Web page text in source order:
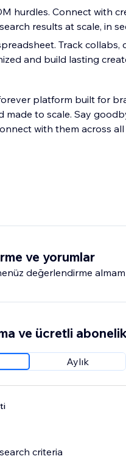
hurdles. Connect with
results at scale, in
Track collabs,
and build lasting
platform built for
made to scale. Say
with them across
ve yorumlar
değerlendirme
ve ücretli
Aylık
criteria